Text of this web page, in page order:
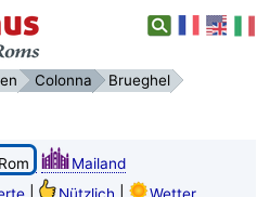
Colonna
Brueghel
Rom
Mailand
|